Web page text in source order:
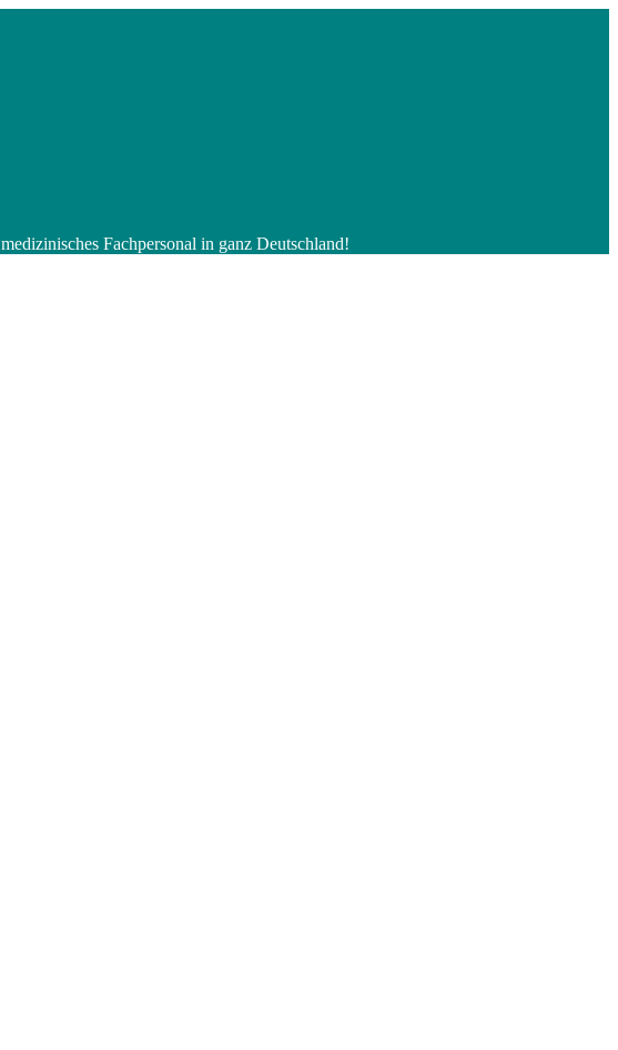
Fachpersonal in ganz Deutschland!